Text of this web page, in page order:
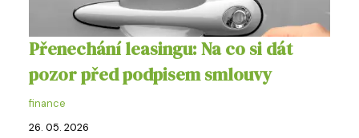
Přenechání leasingu: Na co si dát
pozor před podpisem smlouvy
finance
26. 05. 2026